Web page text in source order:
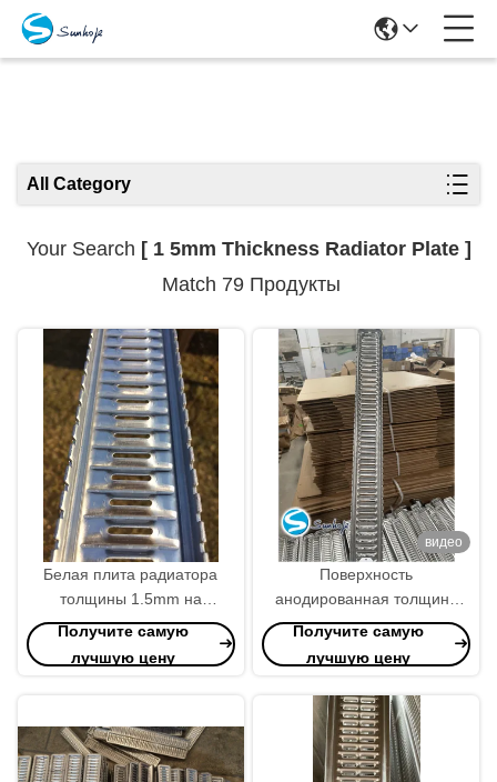
All Category
Your Search [ 1 5mm Thickness Radiator Plate ]
Match 79 Продукты
Белая плита радиатора
толщины 1.5mm на
автоматический венчик 86
Получите самую
лучшую цену
видео
Поверхность
анодированная толщина
1,5 мм серебряная
радиаторная пластина с
картонной упаковкой
Получите самую
лучшую цену